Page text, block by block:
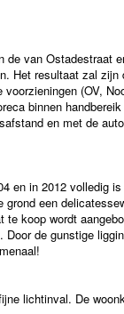
de van Ostadestraat
Het resultaat zal
(OV,
binnen
en met de
en in 2012 volledig
een
te koop wordt
Door de gunstige
lichtinval. De